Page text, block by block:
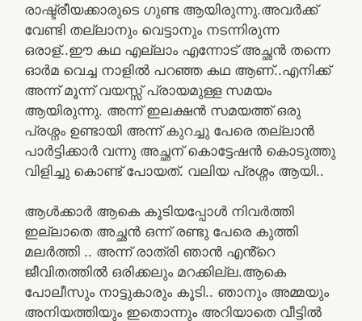
രാഷ്ട്രീയക്കാരുടെ ഗുണ്ട ആയിരുന്നു.അവർക്ക്
വേണ്ടി തല്ലാനും വെട്ടാനും നടന്നിരുന്ന
ഒരാള്..ഈ കഥ എല്ലാം എന്നോട് അച്ഛൻ തന്നെ
ഓർമ വെച്ച നാളിൽ പറഞ്ഞ കഥ ആണ്..എനിക്ക്
അന്ന് മൂന്ന് വയസ്സ് പ്രായമുള്ള സമയം
ആയിരുന്നു. അന്ന് ഇലക്ഷൻ സമയത്ത് ഒരു
പ്രശ്നം ഉണ്ടായി അന്ന് കുറച്ചു പേരെ തല്ലാൻ
പാർട്ടിക്കാർ വന്നു അച്ഛന് കൊട്ടേഷൻ കൊടുത്തു
വിളിച്ചു കൊണ്ട് പോയത്. വലിയ പ്രശ്നം ആയി..
ആൾക്കാർ ആകെ കൂടിയപ്പോൾ നിവർത്തി
ഇല്ലാതെ അച്ഛൻ ഒന്ന് രണ്ടു പേരെ കുത്തി
മലർത്തി .. അന്ന് രാത്രി ഞാൻ എൻ്റെ
ജീവിതത്തിൽ ഒരിക്കലും മറക്കില്ല.ആകെ
പോലീസും നാട്ടുകാരും കൂടി.. ഞാനും അമ്മയും
അനിയത്തിയും ഇതൊന്നും അറിയാതെ വീട്ടിൽ